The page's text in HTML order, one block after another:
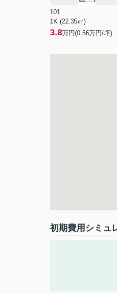
101
1K (22.35㎡)
3.8万円(0.56万円/坪)
初期費用シミュ